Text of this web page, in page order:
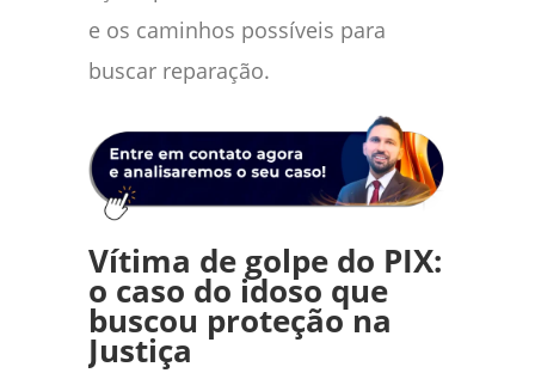
e os caminhos possíveis para
buscar reparação.
Vítima de golpe do PIX:
o caso do idoso que
buscou proteção na
Justiça